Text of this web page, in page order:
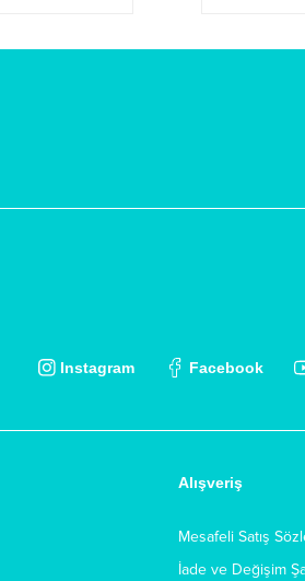
Instagram Facebook
Alışveriş
Mesafeli Satış
İade ve Değişim